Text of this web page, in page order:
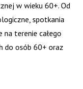
w wieku 60+. Od
spotkania
na terenie całego
do osób 60+ oraz